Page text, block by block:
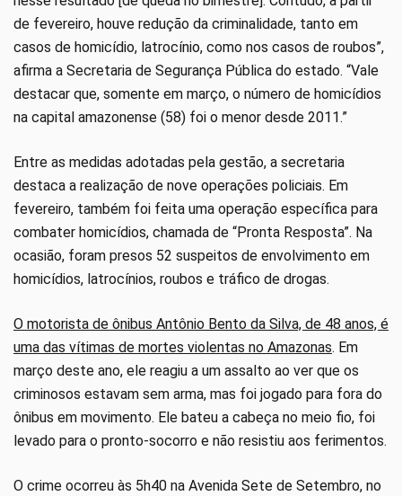
de fevereiro, houve redução da criminalidade, tanto em
casos de homicídio, latrocínio, como nos casos de roubos”,
afirma a Secretaria de Segurança Pública do estado. “Vale
destacar que, somente em março, o número de homicídios
na capital amazonense (58) foi o menor desde 2011.”
Entre as medidas adotadas pela gestão, a secretaria
destaca a realização de nove operações policiais. Em
fevereiro, também foi feita uma operação específica para
combater homicídios, chamada de “Pronta Resposta”. Na
ocasião, foram presos 52 suspeitos de envolvimento em
homicídios, latrocínios, roubos e tráfico de drogas.
O motorista de ônibus Antônio Bento da Silva, de 48 anos, é
uma das vítimas de mortes violentas no Amazonas. Em
março deste ano, ele reagiu a um assalto ao ver que os
criminosos estavam sem arma, mas foi jogado para fora do
ônibus em movimento. Ele bateu a cabeça no meio fio, foi
levado para o pronto-socorro e não resistiu aos ferimentos.
O crime ocorreu às 5h40 na Avenida Sete de Setembro, no